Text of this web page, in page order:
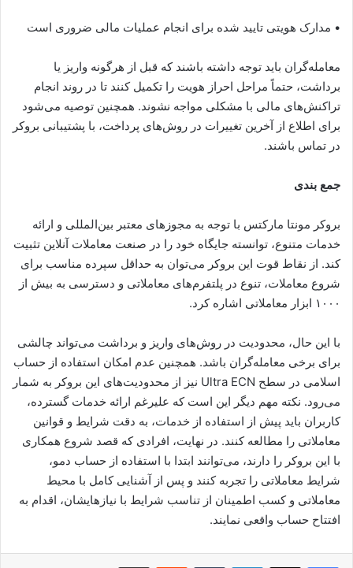
• مدارک هویتی تایید شده برای انجام عملیات مالی ضروری است
معامله‌گران باید توجه داشته باشند که قبل از هرگونه واریز یا
برداشت، حتماً مراحل احراز هویت را تکمیل کنند تا در روند انجام
تراکنش‌های مالی با مشکلی مواجه نشوند. همچنین توصیه می‌شود
برای اطلاع از آخرین تغییرات در روش‌های پرداخت، با پشتیبانی بروکر
در تماس باشند.
جمع بندی
بروکر مونتا مارکتس با توجه به مجوزهای معتبر بین‌المللی و ارائه
خدمات متنوع، توانسته جایگاه خود را در صنعت معاملات آنلاین تثبیت
کند. از نقاط قوت این بروکر می‌توان به حداقل سپرده مناسب برای
شروع معاملات، تنوع در پلتفرم‌های معاملاتی و دسترسی به بیش از
۱۰۰۰ ابزار معاملاتی اشاره کرد.
با این حال، محدودیت در روش‌های واریز و برداشت می‌تواند چالشی
برای برخی معامله‌گران باشد. همچنین عدم امکان استفاده از حساب
اسلامی در سطح Ultra ECN نیز از محدودیت‌های این بروکر به شمار
می‌رود. نکته مهم دیگر این است که علیرغم ارائه خدمات گسترده،
کاربران باید پیش از استفاده از خدمات، به دقت شرایط و قوانین
معاملاتی را مطالعه کنند. در نهایت، افرادی که قصد شروع همکاری
با این بروکر را دارند، می‌توانند ابتدا با استفاده از حساب دمو،
شرایط معاملاتی را تجربه کنند و پس از آشنایی کامل با محیط
معاملاتی و کسب اطمینان از تناسب شرایط با نیازهایشان، اقدام به
افتتاح حساب واقعی نمایند.